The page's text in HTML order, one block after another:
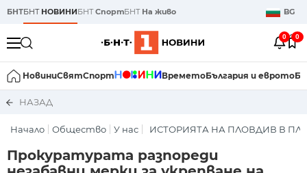
БНТБНТ НОВИНИБНТСпортБНТ На живо BG
0 0
НовиниСвятСпорт ВреметоБългария и еврото
НАЗАД
Начало Общество У нас ИСТОРИЯТА НА ПЛОВДИВ В
Прокуратурата разпореди